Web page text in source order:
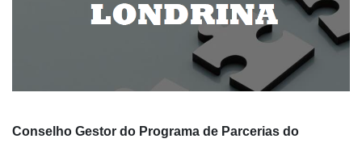
Conselho Gestor do Programa de Parcerias do